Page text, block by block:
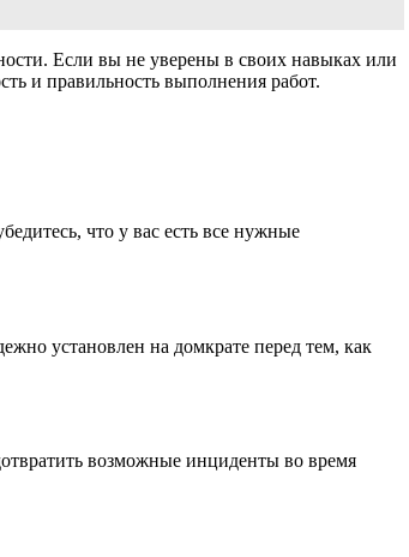
Если вы не уверены в своих навыках или
и правильность выполнения работ.
что у вас есть все нужные
установлен на домкрате перед тем, как
возможные инциденты во время